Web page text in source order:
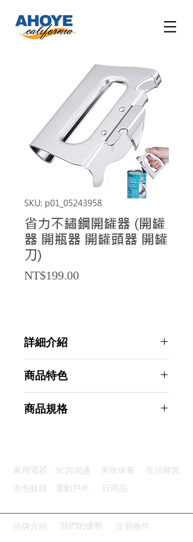
SKU: p01_05243958
省力不鏽鋼開罐器 (開罐
器 開瓶器 開罐頭器 開罐
刀)
NT$199.00Price
詳細介紹
商品特色
拋光工藝：採用拉絲拋光工藝設計
商品規格
主要材質：不銹鋼
商品尺寸：11*8.5*3cm
產地名稱：中國大陸
代理商：亞桓有限公司
家用電器 3C與周邊 美妝保養
生活雜貨
衣包鞋錶
運動戶外 日用品
品牌介紹 我們的優勢 交易條件